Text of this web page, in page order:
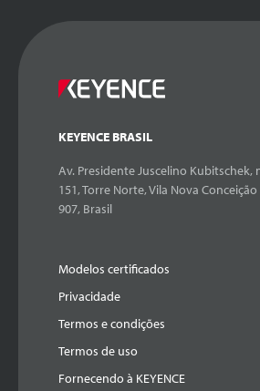
KEYENCE BRASIL
Av. Presidente Juscelino Kubitschek,
151, Torre Norte, Vila Nova Conceição
907, Brasil
Modelos certificados
Privacidade
Termos e condições
Termos de uso
Fornecendo à KEYENCE